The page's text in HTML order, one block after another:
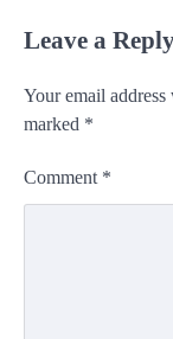
Leave a
Your email
marked *
Comment *